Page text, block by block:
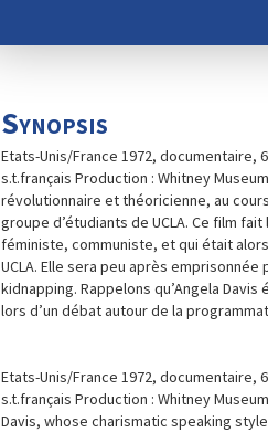
Synopsis
Etats-Unis/France 1972, documentaire,
s.t.français Production : Whitney
révolutionnaire et théoricienne, au
groupe d’étudiants de UCLA. Ce film
féministe, communiste, et qui était
UCLA. Elle sera peu après
kidnapping. Rappelons qu’Angela
lors d’un débat autour de la
Etats-Unis/France 1972, documentaire,
s.t.français Production : Whitney
Davis, whose charismatic speaking